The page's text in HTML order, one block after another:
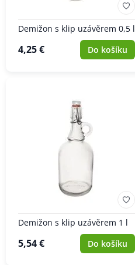
Demižon s klip uzávěrem 0,5 l
4,25 € Do košíku
Demižon s klip uzávěrem 1 l
5,54 € Do košíku